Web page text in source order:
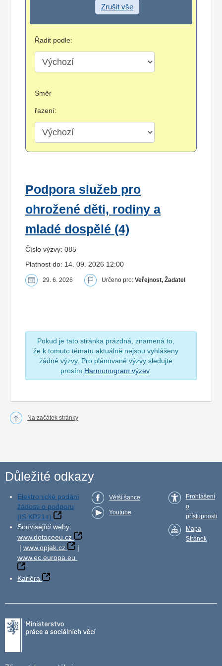
Zrušit vše
Řadit podle:
Směr
řazení:
Podpora služeb pro
ohrožené děti, rodiny a
mladé dospělé (4)
Číslo výzvy: 085
Platnost do: 14. 09. 2026 12:00
29. 6. 2026 Určeno pro: Veřejnost, Žadatel
Pokud je tato stránka prázdná, znamená to,
že k tomuto tématu aktuálně nejsou vyhlášeny
žádné výzvy. Pro plánované výzvy sledujte
prosím Harmonogram výzev.
Na začátek stránky
Důležité odkazy
Elektronické podání
žádosti o podporu
(IS KP21+)
Související weby:
www.dotaceeu.cz
| www.opjak.cz
|
www.ec.europa.eu
Kariéra
Větší šance
Youtube
Prohlášení
o
přístupnosti
Mapa
Stránek